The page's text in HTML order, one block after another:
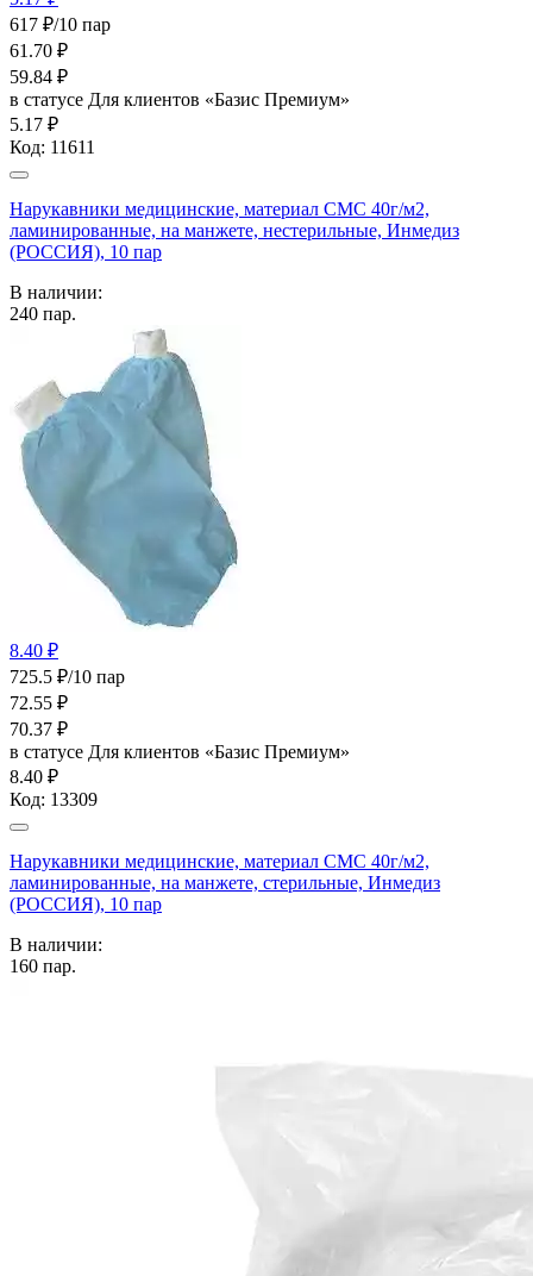
617 ₽/10 пар
61.70 ₽
59.84 ₽
в статусе Для клиентов «Базис Премиум»
5.17 ₽
Код: 11611
Нарукавники медицинские, материал СМС 40г/м2,
ламинированные, на манжете, нестерильные, Инмедиз
(РОССИЯ), 10 пар
В наличии:
240 пар.
8.40 ₽
725.5 ₽/10 пар
72.55 ₽
70.37 ₽
в статусе Для клиентов «Базис Премиум»
8.40 ₽
Код: 13309
Нарукавники медицинские, материал СМС 40г/м2,
ламинированные, на манжете, стерильные, Инмедиз
(РОССИЯ), 10 пар
В наличии:
160 пар.